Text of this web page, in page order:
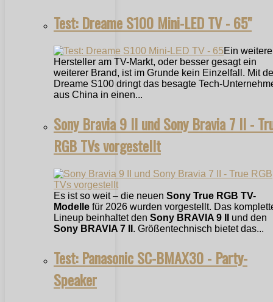
Test: Dreame S100 Mini-LED TV - 65"
Ein
Hersteller am TV-Markt, oder besser gesagt ein
weiterer Brand, ist im Grunde kein Einzelfall. Mit
Dreame S100 dringt das besagte Tech-
aus China in einen...
Sony Bravia 9 II und Sony Bravia 7 II -
RGB TVs vorgestellt
Es ist so weit – die neuen Sony True RGB TV-
Modelle für 2026 wurden vorgestellt. Das
Lineup beinhaltet den Sony BRAVIA 9 II
und den
Sony BRAVIA 7 II . Größentechnisch bietet das...
Test: Panasonic SC-BMAX30 - Party-
Speaker